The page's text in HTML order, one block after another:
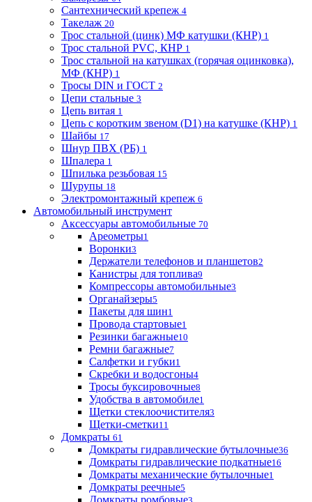
Сантехнический крепеж 4
Такелаж 20
Трос стальной (цинк) МФ катушки (КНР) 1
Трос стальной PVC, КНР 1
Трос стальной на катушках (горячая оцинковка),
МФ (КНР) 1
Тросы DIN и ГОСТ 2
Цепи стальные 3
Цепь витая 1
Цепь с коротким звеном (D1) на катушке (КНР) 1
Шайбы 17
Шнур ПВХ (РБ) 1
Шпалера 1
Шпилька резьбовая 15
Шурупы 18
Электромонтажный крепеж 6
Автомобильный инструмент
Аксессуары автомобильные 70
Ареометры1
Воронки3
Держатели телефонов и планшетов2
Канистры для топлива9
Компрессоры автомобильные3
Органайзеры5
Пакеты для шин1
Провода стартовые1
Резинки багажные10
Ремни багажные7
Салфетки и губки1
Скребки и водосгоны4
Тросы буксировочные8
Удобства в автомобиле1
Щетки стеклоочистителя3
Щетки-сметки11
Домкраты 61
Домкраты гидравлические бутылочные36
Домкраты гидравлические подкатные16
Домкраты механические бутылочные1
Домкраты реечные5
Домкраты ромбовые